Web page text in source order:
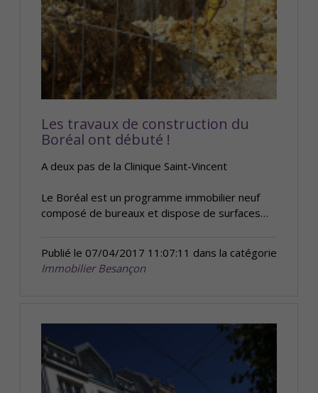
Les travaux de construction du
Boréal ont débuté !
A deux pas de la Clinique Saint-Vincent
Le Boréal est un programme immobilier neuf
composé de bureaux et dispose de surfaces…
Publié le 07/04/2017 11:07:11 dans la catégorie
Immobilier Besançon